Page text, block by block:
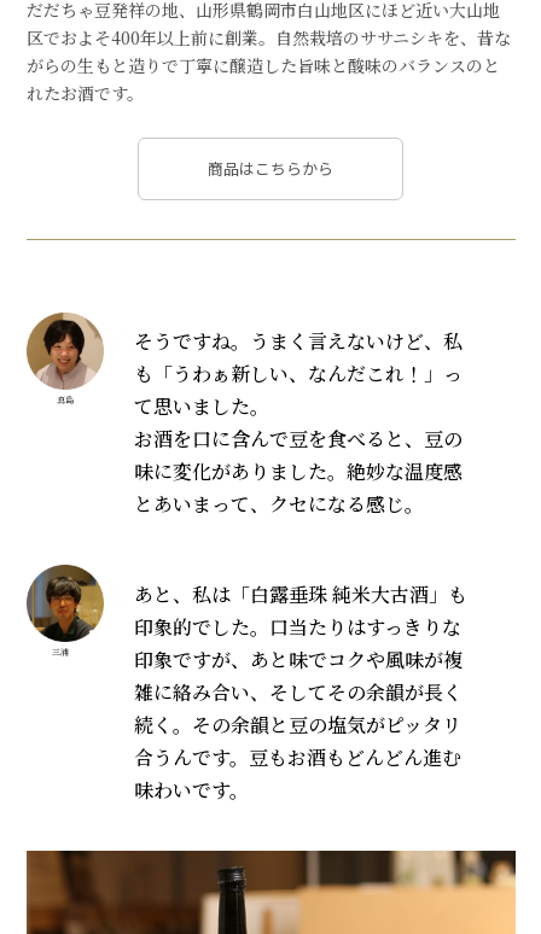
だだちゃ豆発祥の地、山形県鶴岡市白山地区にほど近い大山地
区でおよそ400年以上前に創業。自然栽培のササニシキを、昔な
がらの生もと造りで丁寧に醸造した旨味と酸味のバランスのと
れたお酒です。
商品はこちらから
真島
そうですね。うまく言えないけど、私
も「うわぁ新しい、なんだこれ！」っ
て思いました。
お酒を口に含んで豆を食べると、豆の
味に変化がありました。絶妙な温度感
とあいまって、クセになる感じ。
三浦
あと、私は「白露垂珠 純米大古酒」も
印象的でした。口当たりはすっきりな
印象ですが、あと味でコクや風味が複
雑に絡み合い、そしてその余韻が長く
続く。その余韻と豆の塩気がピッタリ
合うんです。豆もお酒もどんどん進む
味わいです。